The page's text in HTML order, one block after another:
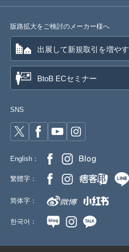
販路拡大をご検討のメーカー様へ
出展して新規取引を増やす
BtoB ECセミナー
SNS
English：
繁體字：
简体字：
한국어：